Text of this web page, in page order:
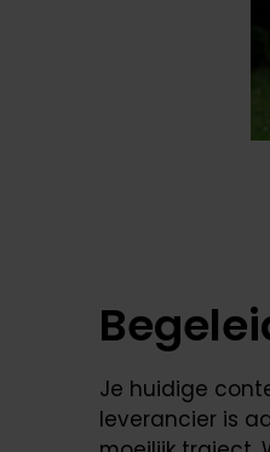
Je huidige
leverancier is